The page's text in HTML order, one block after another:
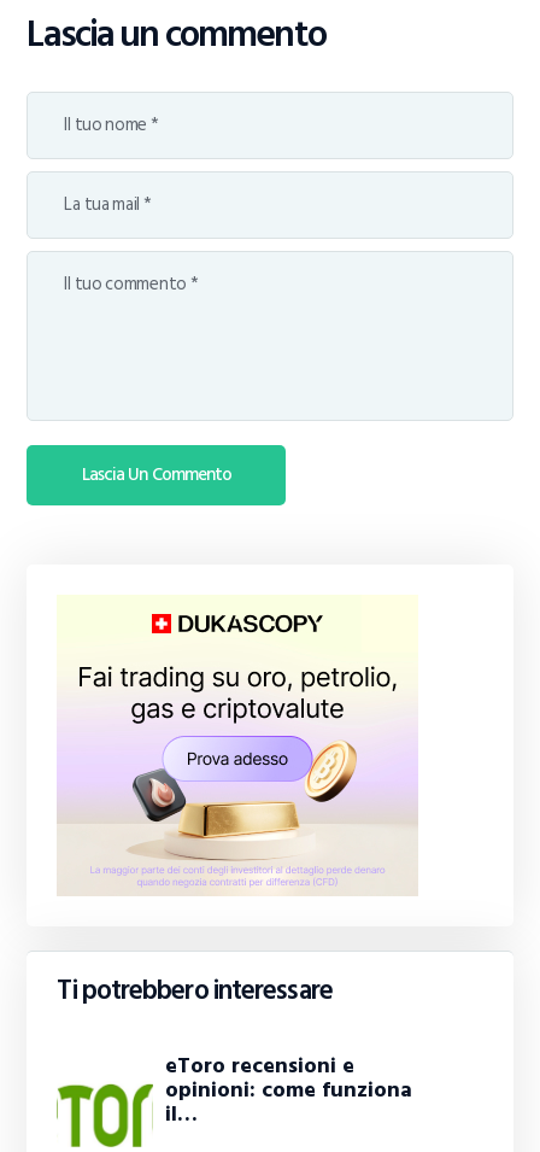
Lascia un commento
Ti potrebbero interessare
eToro recensioni e
opinioni: come funziona
il…